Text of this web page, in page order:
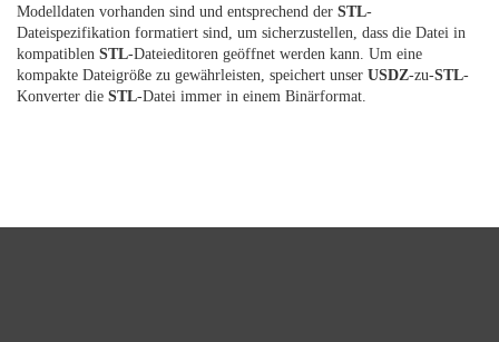
Modelldaten vorhanden sind und entsprechend der STL-
Dateispezifikation formatiert sind, um sicherzustellen, dass die Datei in
kompatiblen STL-Dateieditoren geöffnet werden kann. Um eine
kompakte Dateigröße zu gewährleisten, speichert unser USDZ-zu-STL-
Konverter die STL-Datei immer in einem Binärformat.